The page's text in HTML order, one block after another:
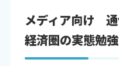
メディア向け 通
経済圏の実態勉